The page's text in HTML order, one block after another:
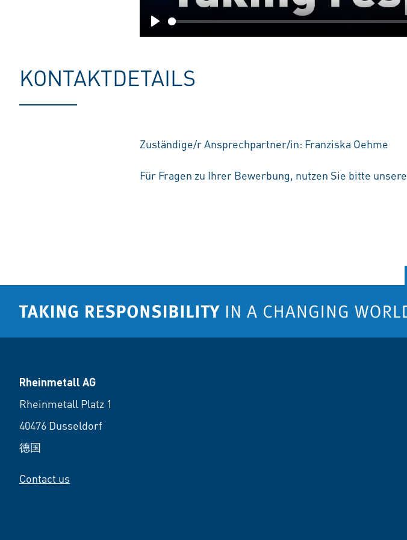
Play
KONTAKTDETAILS
Zuständige/r Ansprechpartner/in: Franziska Oehme
Für Fragen zu Ihrer Bewerbung, nutzen Sie bitte unsere
Rheinmetall AG
Rheinmetall Platz 1
40476 Dusseldorf
德国
Contact us